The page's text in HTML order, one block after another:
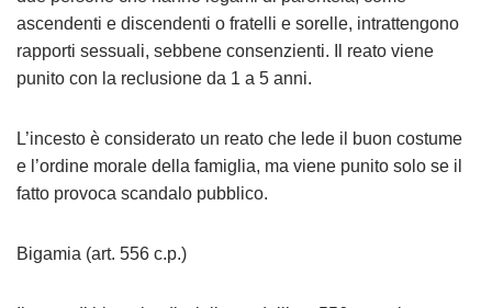
ascendenti e discendenti o fratelli e sorelle, intrattengono
rapporti sessuali, sebbene consenzienti. Il reato viene
punito con la reclusione da 1 a 5 anni.
L’incesto è considerato un reato che lede il buon costume
e l’ordine morale della famiglia, ma viene punito solo se il
fatto provoca scandalo pubblico.
Bigamia (art. 556 c.p.)